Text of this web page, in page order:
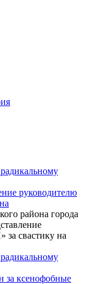
руководителю
района города
свастику на
за ксенофобные